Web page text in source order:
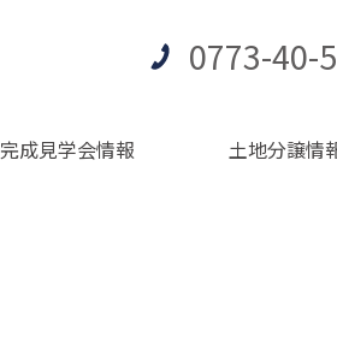
0773-40-
完成見学会情報 土地分譲情